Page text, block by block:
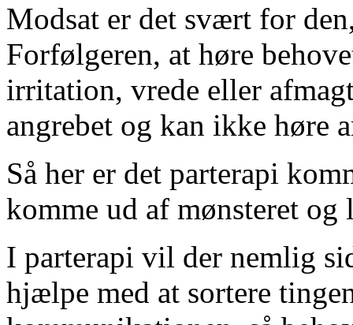
Modsat er det svært for
Forfølgeren, at høre
irritation, vrede eller
angrebet og kan ikke høre
Så her er det parterapi
komme ud af mønsteret
I parterapi vil der nemlig
hjælpe med at sortere